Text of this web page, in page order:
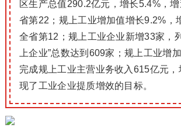
区生产总值290.2亿元，增长5.4%，
省第22； 规上工业增加值增长9.2%，
全省第12； 规上工业企业新增33家，
上企业”总数达到609家；规上工业增
完成规上工业主营业务收入615亿元
现了工业企业提质增效的目标。